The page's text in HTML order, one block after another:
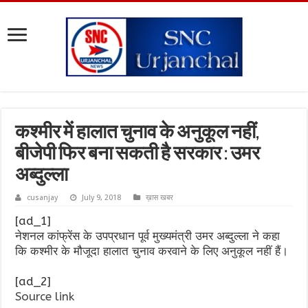
कश्मीर में हालात चुनाव के अनुकूल नहीं,
बीजेपी फिर बना सकती है सरकार : उमर
अब्दुल्ला
cusanjay July 9, 2018 ख़ास खबर
[ad_1]
नेशनल कांफ्रेंस के उपप्रधान पूर्व मुख्यमंत्री उमर अब्दुल्ला ने कहा
कि कश्मीर के मौजूदा हालात चुनाव करवाने के लिए अनुकूल नहीं हैं।
[ad_2]
Source link